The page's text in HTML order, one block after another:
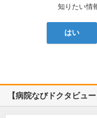
知りたい情
はい
【病院なびドクタビュ